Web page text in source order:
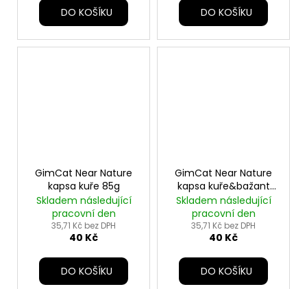
DO KOŠÍKU DO KOŠÍKU
GimCat Near Nature
kapsa kuře 85g
Skladem následující
pracovní den
35,71 Kč bez DPH
40 Kč
DO KOŠÍKU
GimCat Near Nature
kapsa kuře&bažant
85g
Skladem následující
pracovní den
35,71 Kč bez DPH
40 Kč
DO KOŠÍKU